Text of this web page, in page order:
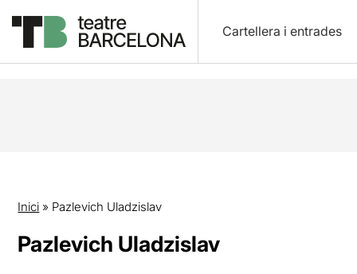
Cartellera i entrades
Inici » Pazlevich Uladzislav
Pazlevich Uladzislav